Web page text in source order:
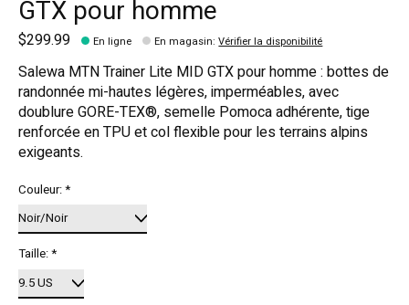
GTX pour homme
$299.99 En ligne En magasin:Vérifier la disponibilité
Salewa MTN Trainer Lite MID GTX pour homme : bottes de
randonnée mi-hautes légères, imperméables, avec
doublure GORE-TEX®, semelle Pomoca adhérente, tige
renforcée en TPU et col flexible pour les terrains alpins
exigeants.
Couleur:*
Taille:*